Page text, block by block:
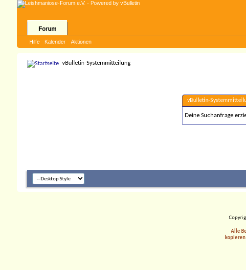
Forum
Hilfe Kalender Aktionen
vBulletin-Systemmitteilung
vBulletin-
Deine Suchanfrage
Alle